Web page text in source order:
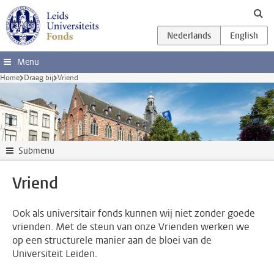
Ga direct naar de inhoud
Menu
Home Draag bij Vriend
Submenu
Vriend
Ook als universitair fonds kunnen wij niet zonder goede
vrienden. Met de steun van onze Vrienden werken we
op een structurele manier aan de bloei van de
Universiteit Leiden.